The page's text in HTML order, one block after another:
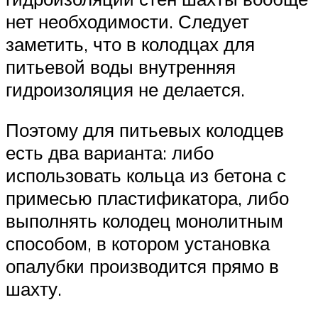
нет необходимости. Следует
заметить, что в колодцах для
питьевой воды внутренняя
гидроизоляция не делается.
Поэтому для питьевых колодцев
есть два варианта: либо
использовать кольца из бетона с
примесью пластификатора, либо
выполнять колодец монолитным
способом, в котором установка
опалубки производится прямо в
шахту.